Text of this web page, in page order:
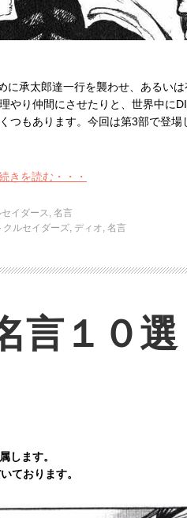
承太郎達一行を襲わせ、あるい
やり仲間にさせたりと、世界中に
つもあります。今回は第3部で登場
きを読む・・・
イダース, 名言
クルセイダーズ, ディオ, 名言
言１０
します。
ております。